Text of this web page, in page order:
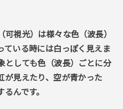
視光）は様々な色（波長）
ている時には白っぽく見えま
としても色（波長）ごとに分
が見えたり、空が青かった
んです。